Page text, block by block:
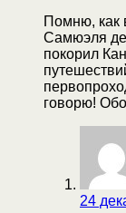
Помню, как
Самюэля де
покорил
говорю!
24